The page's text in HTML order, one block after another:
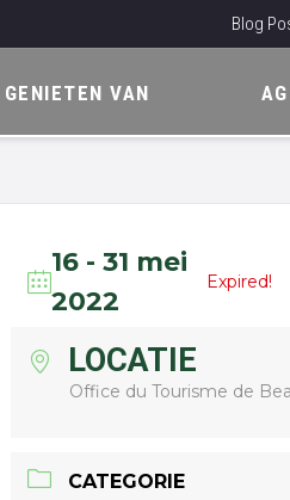
GENIETEN VAN
Blog
16 - 31 mei
2022
Expired!
LOCATIE
Office du Tourisme de
CATEGORIE